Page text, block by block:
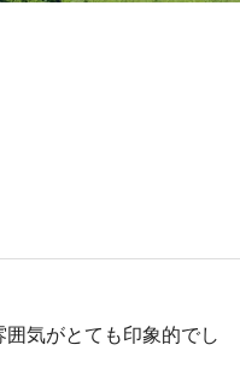
気がとても印象的でし